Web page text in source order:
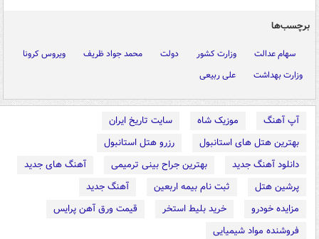
برچسب‌ها
سهام عدالت وزارت کشور دولت محمد جواد ظریف
ویروس کرونا
وزارت بهداشت
علی ربیعی
آپ آهنگ موزیک شاه
سایت تاریخ ایران
بهترین هتل های استانبول
رزرو هتل استانبول
دانلود آهنگ جدید
بهترین جراح بینی ترمیمی
آهنگ های جدید
پرشین هتل
ثبت نام بیمه اربعین
آهنگ جدید
مزایده خودرو
خرید بلیط استخر
قیمت ورق آهن پرایس
فروشنده مواد شیمیایی